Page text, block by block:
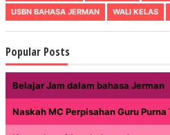
USBN BAHASA JERMAN
WALI KELAS
Popular Posts
Belajar Jam dalam bahasa Jerman
Naskah MC Perpisahan Guru Purna